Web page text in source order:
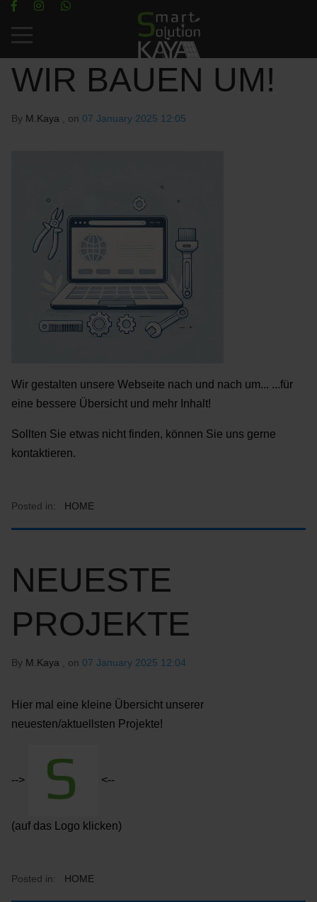
Mobile Menu Toggle
WIR BAUEN UM!
By M.Kaya , on 07 January 2025 12:05
Wir gestalten unsere Webseite nach und nach um... ...für
eine bessere Übersicht und mehr Inhalt!
Sollten Sie etwas nicht finden, können Sie uns gerne
kontaktieren.
Posted in: HOME
NEUESTE
PROJEKTE
By M.Kaya , on 07 January 2025 12:04
Hier mal eine kleine Übersicht unserer
neuesten/aktuellsten Projekte!
--> <--
(auf das Logo klicken)
Posted in: HOME